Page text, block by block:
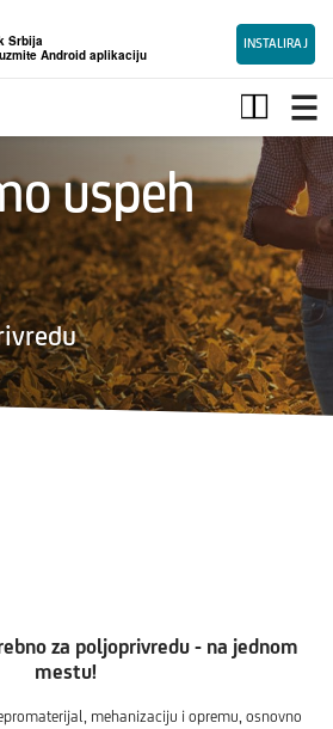
Srbija
Android aplikaciju
INSTALIRAJ
uspeh
za poljoprivredu - na jednom
mestu!
mehanizaciju i opremu, osnovno